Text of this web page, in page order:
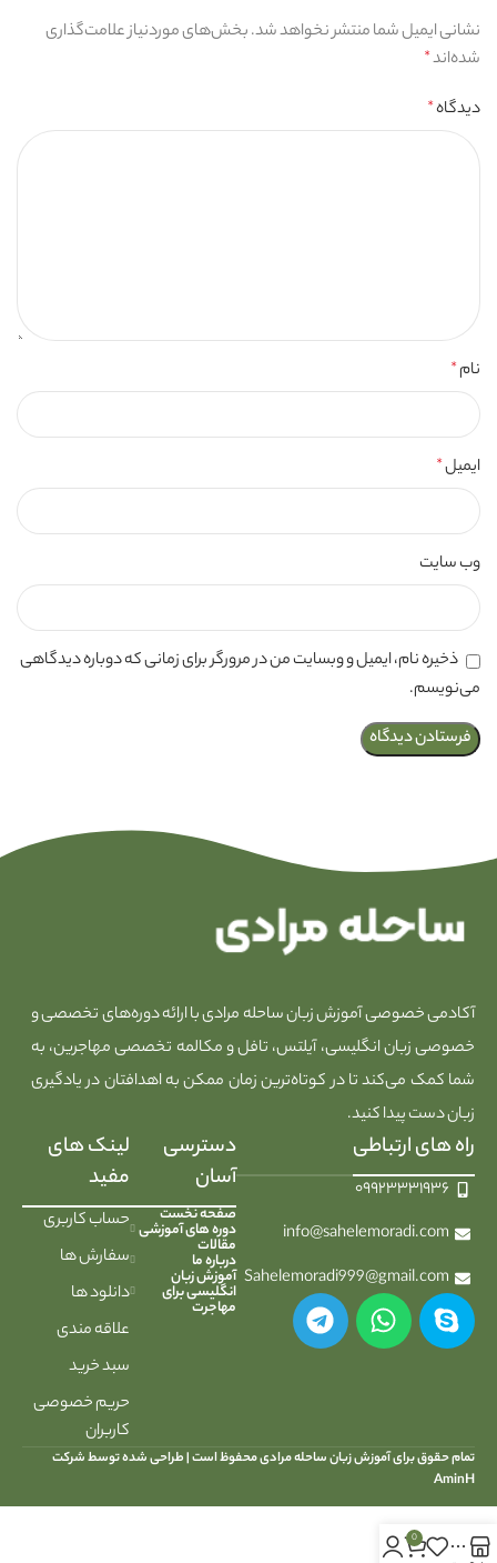
نشانی ایمیل شما منتشر نخواهد شد.بخش‌های موردنیاز علامت‌گذاری
شده‌اند*
دیدگاه*
نام*
ایمیل*
وب‌ سایت
ذخیره نام، ایمیل و وبسایت من در مرورگر برای زمانی که دوباره دیدگاهی
می‌نویسم.
آکادمی خصوصی آموزش زبان ساحله مرادی با ارائه دوره‌های تخصصی و
خصوصی زبان انگلیسی، آیلتس، تافل و مکالمه تخصصی مهاجرین، به
شما کمک می‌کند تا در کوتاه‌ترین زمان ممکن به اهدافتان در یادگیری
زبان دست پیدا کنید.
راه های ارتباطی
۰۹۹۲۳۳۳۱۹۳۶
info@sahelemoradi.com
Sahelemoradi999@gmail.com
دسترسی
آسان
صفحه نخست
دوره های آموزشی
مقالات
درباره ما
آموزش زبان
انگلیسی برای
مهاجرت
لینک های
مفید
حساب کاربری
سفارش ها
دانلود ها
علاقه مندی
سبد خرید
حریم خصوصی
کاربران
تمام حقوق برای آموزش زبان ساحله مرادی محفوظ است |طراحی شده توسط شرکت
AminH
0